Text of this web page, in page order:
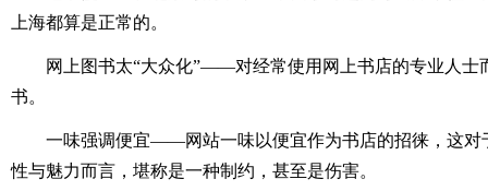
上海都算是正常的。
网上图书太“大众化”——对经常使用网上书店的专业人士
书。
一味强调便宜——网站一味以便宜作为书店的招徕，这对
性与魅力而言，堪称是一种制约，甚至是伤害。